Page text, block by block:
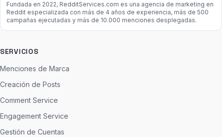
Fundada en 2022, RedditServices.com es una agencia de marketing en
Reddit especializada con más de 4 años de experiencia, más de 500
campañas ejecutadas y más de 10.000 menciones desplegadas.
SERVICIOS
Menciones de Marca
Creación de Posts
Comment Service
Engagement Service
Gestión de Cuentas